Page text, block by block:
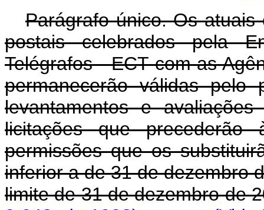
Parágrafo único. Os
postais celebrados pela
Telégrafos - ECT com as
permanecerão válidas pelo
levantamentos e
licitações que precederão
permissões que os
inferior a de 31 de dezembro
limite de 31 de